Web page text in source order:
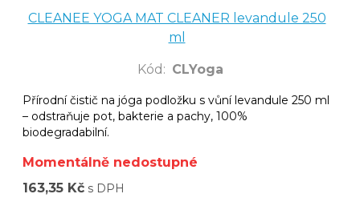
CLEANEE YOGA MAT CLEANER levandule 250
ml
Kód : CLYoga
Přírodní čistič na jóga podložku s vůní levandule 250 ml
– odstraňuje pot, bakterie a pachy, 100%
biodegradabilní.
Momentálně nedostupné
163,35 Kč s DPH